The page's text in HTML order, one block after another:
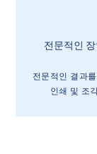
전문적인
전문적인 결과
인쇄 및 조